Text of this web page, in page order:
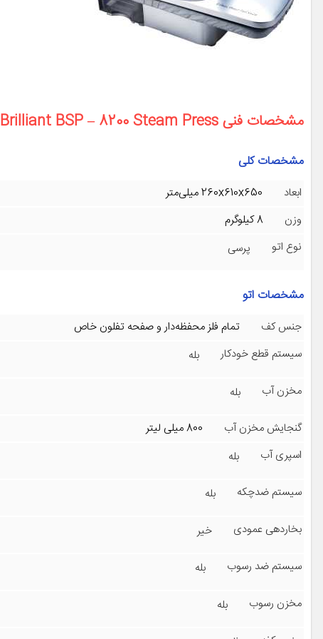
مشخصات فنیBrilliant BSP – 8200 Steam Press
مشخصات کلی
ابعاد
260x610x650 میلی‌متر
وزن
8 کیلوگرم
نوع اتو
پرسی
مشخصات اتو
جنس کف
تمام فلز محفظه‌دار و صفحه تفلون خاص
سیستم قطع خودکار
بله
مخزن آب
بله
گنجایش مخزن آب
800 میلی لیتر
اسپری آب
بله
سیستم ضدچکه
بله
بخاردهی عمودی
خیر
سیستم ضد رسوب
بله
مخزن رسوب
بله